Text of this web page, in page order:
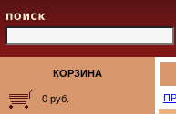
КОРЗИНА
0 руб.